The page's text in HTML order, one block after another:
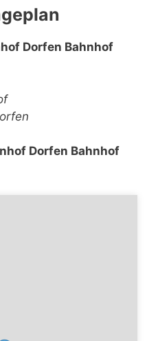
Dorfen Bahnhof
Dorfen Bahnhof